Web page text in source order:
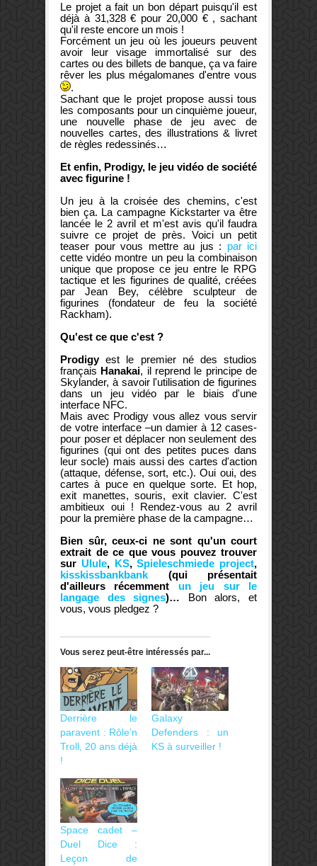
Le projet a fait un bon départ puisqu'il est
déjà à 31,328 € pour 20,000 € , sachant
qu'il reste encore un mois !
Forcément un jeu où les joueurs peuvent
avoir leur visage immortalisé sur des
cartes ou des billets de banque, ça va faire
rêver les plus mégalomanes d'entre vous
.
Sachant que le projet propose aussi tous
les composants pour un cinquième joueur,
une nouvelle phase de jeu avec de
nouvelles cartes, des illustrations & livret
de règles redessinés…
Et enfin, Prodigy, le jeu vidéo de société
avec figurine !
Un jeu à la croisée des chemins, c'est
bien ça. La campagne Kickstarter va être
lancée le 2 avril et m'est avis qu'il faudra
suivre ce projet de près. Voici un petit
teaser pour vous mettre au jus : par ici
cette vidéo montre un peu la combinaison
unique que propose ce jeu entre le RPG
tactique et les figurines de qualité, créées
par Jean Bey, célèbre sculpteur de
figurines (fondateur de feu la société
Rackham).
Qu'est ce que c'est ?
Prodigyest le premier né des studios
français Hanakai, il reprend le principe de
Skylander, à savoir l'utilisation de figurines
dans un jeu vidéo par le biais d'une
interface NFC.
Mais avec Prodigy vous allez vous servir
de votre interface –un damier à 12 cases-
pour poser et déplacer non seulement des
figurines (qui ont des petites puces dans
leur socle) mais aussi des cartes d'action
(attaque, défense, sort, etc.). Oui oui, des
cartes à puce en quelque sorte. Et hop,
exit manettes, souris, exit clavier. C'est
ambitieux oui ! Rendez-vous au 2 avril
pour la première phase de la campagne…
Bien sûr, ceux-ci ne sont qu'un court
extrait de ce que vous pouvez trouver
sur Ulule, KS,Spieleschmiede project,
kisskissbankbank (qui présentait
d'ailleurs récemment un jeu sur le
langage des signes)… Bon alors, et
vous, vous pledgez ?
Vous serez peut-être intéressés par...
Derrière le
paravent : Rôle’n
Troll, 20 ans déjà
!
Galaxy
Defenders : un
KS à surveiller !
Space cadet –
Duel Dice :
Leçon de